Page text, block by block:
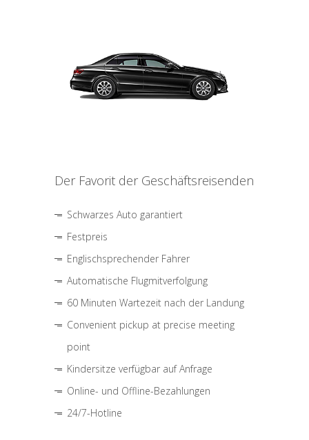
Der Favorit der Geschäftsreisenden
Schwarzes Auto garantiert
Festpreis
Englischsprechender Fahrer
Automatische Flugmitverfolgung
60 Minuten Wartezeit nach der Landung
Convenient pickup at precise meeting
point
Kindersitze verfügbar auf Anfrage
Online- und Offline-Bezahlungen
24/7-Hotline